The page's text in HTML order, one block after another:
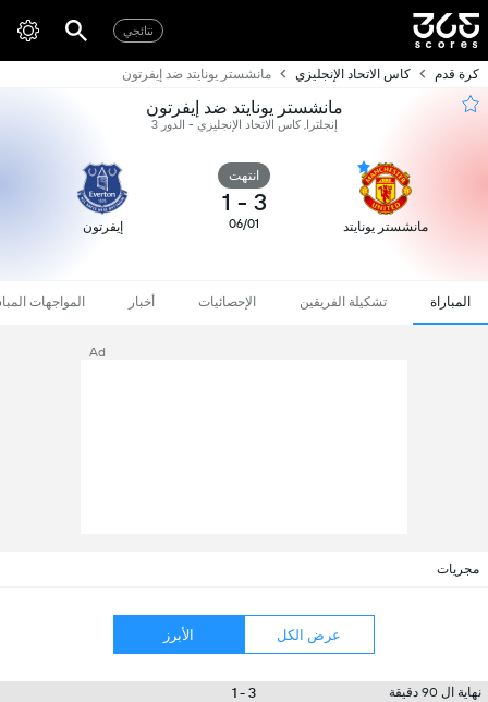
نتائجي
كرة قدم كاس الاتحاد الإنجليزي مانشستر يونايتد ضد إيفرتون
مانشستر يونايتد ضد إيفرتون
إنجلترا, كاس الاتحاد الإنجليزي - الدور 3
مانشستر يونايتد
انتهت
3
-
1
06/01 إيفرتون
المباراة تشكيلة الفريقين الإحصائيات أخبار المواجهات
Ad
مجريات
عرض الكل الأبرز
نهاية ال 90 دقيقة 3 - 1